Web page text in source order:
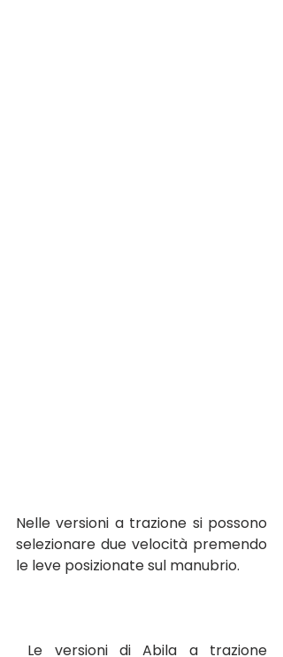
Nelle versioni a trazione si possono
selezionare due velocità premendo
le leve posizionate sul manubrio.